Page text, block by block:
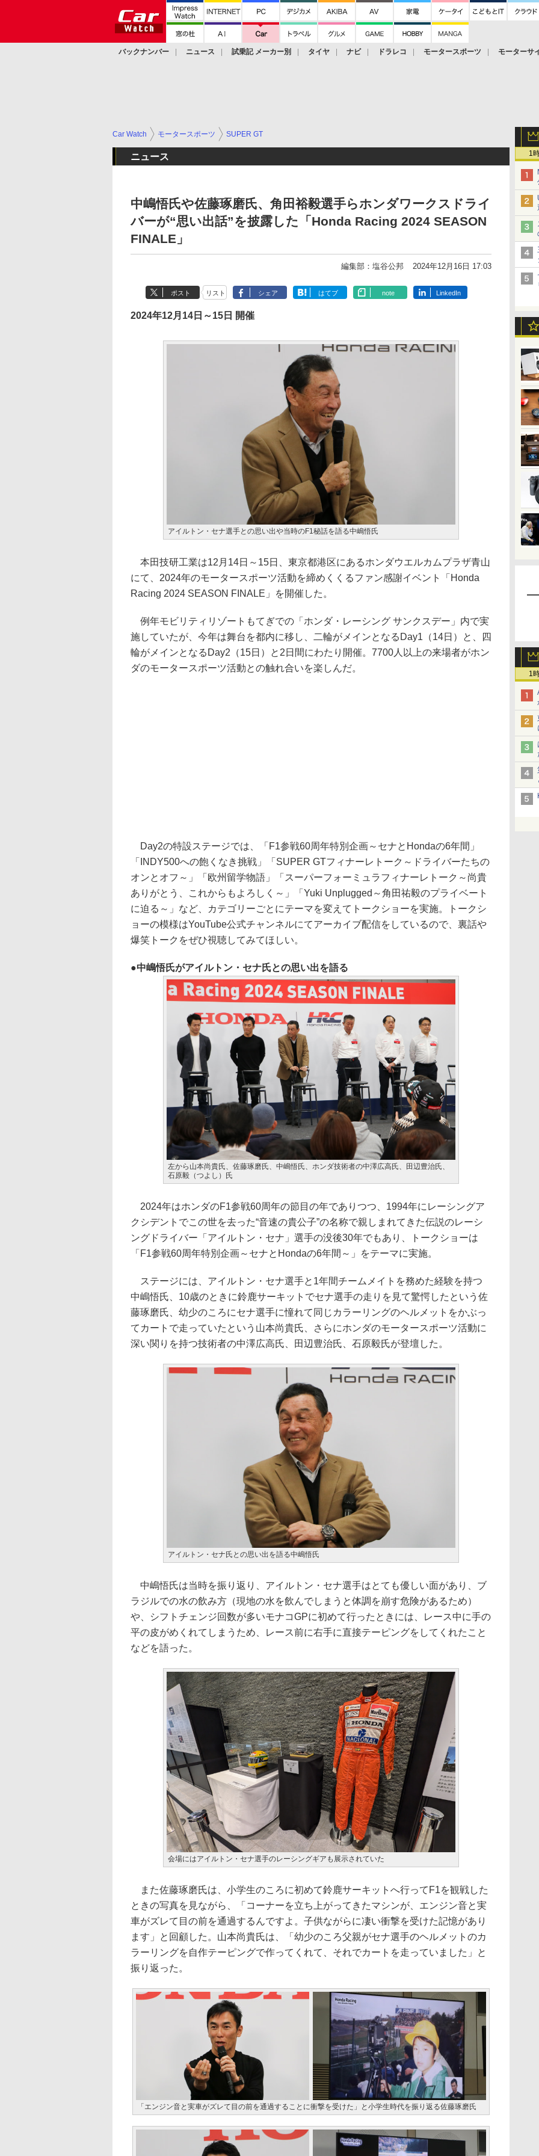
バックナンバー ニュース 試乗記 メーカー別 タイヤ ナビ ドラレコ モータースポーツ モーターサ
1
1
Car Watch モータースポーツ SUPER GT
ニュース
中嶋悟氏や佐藤琢磨氏、角田裕毅選手らホンダワークスドライ
バーが“思い出話”を披露した「Honda Racing 2024 SEASON
FINALE」
編集部：塩谷公邦 2024年12月16日 17:03
ポスト リスト シェア はてブ note LinkedIn
2024年12月14日～15日 開催
アイルトン・セナ選手との思い出や当時のF1秘話を語る中嶋悟氏
本田技研工業は12月14日～15日、東京都港区にあるホンダウエルカムプラザ青山
にて、2024年のモータースポーツ活動を締めくくるファン感謝イベント「Honda
Racing 2024 SEASON FINALE」を開催した。
例年モビリティリゾートもてぎでの「ホンダ・レーシング サンクスデー」内で実
施していたが、今年は舞台を都内に移し、二輪がメインとなるDay1（14日）と、四
輪がメインとなるDay2（15日）と2日間にわたり開催。7700人以上の来場者がホン
ダのモータースポーツ活動との触れ合いを楽しんだ。
Day2の特設ステージでは、「F1参戦60周年特別企画～セナとHondaの6年間」
「INDY500への飽くなき挑戦」「SUPER GTフィナーレトーク～ドライバーたちの
オンとオフ～」「欧州留学物語」「スーパーフォーミュラフィナーレトーク～尚貴
ありがとう、これからもよろしく～」「Yuki Unplugged～角田祐毅のプライベート
に迫る～」など、カテゴリーごとにテーマを変えてトークショーを実施。トークシ
ョーの模様はYouTube公式チャンネルにてアーカイブ配信をしているので、裏話や
爆笑トークをぜひ視聴してみてほしい。
中嶋悟氏がアイルトン・セナ氏との思い出を語る
左から山本尚貴氏、佐藤琢磨氏、中嶋悟氏、ホンダ技術者の中澤広高氏、田辺豊治氏、
石原毅（つよし）氏
2024年はホンダのF1参戦60周年の節目の年でありつつ、1994年にレーシングア
クシデントでこの世を去った“音速の貴公子”の名称で親しまれてきた伝説のレーシ
ングドライバー「アイルトン・セナ」選手の没後30年でもあり、トークショーは
「F1参戦60周年特別企画～セナとHondaの6年間～」をテーマに実施。
ステージには、アイルトン・セナ選手と1年間チームメイトを務めた経験を持つ
中嶋悟氏、10歳のときに鈴鹿サーキットでセナ選手の走りを見て驚愕したという佐
藤琢磨氏、幼少のころにセナ選手に憧れて同じカラーリングのヘルメットをかぶっ
てカートで走っていたという山本尚貴氏、さらにホンダのモータースポーツ活動に
深い関りを持つ技術者の中澤広高氏、田辺豊治氏、石原毅氏が登壇した。
アイルトン・セナ氏との思い出を語る中嶋悟氏
中嶋悟氏は当時を振り返り、アイルトン・セナ選手はとても優しい面があり、ブ
ラジルでの水の飲み方（現地の水を飲んでしまうと体調を崩す危険があるため）
や、シフトチェンジ回数が多いモナコGPに初めて行ったときには、レース中に手の
平の皮がめくれてしまうため、レース前に右手に直接テーピングをしてくれたこと
などを語った。
会場にはアイルトン・セナ選手のレーシングギアも展示されていた
また佐藤琢磨氏は、小学生のころに初めて鈴鹿サーキットへ行ってF1を観戦した
ときの写真を見ながら、「コーナーを立ち上がってきたマシンが、エンジン音と実
車がズレて目の前を通過するんですよ。子供ながらに凄い衝撃を受けた記憶があり
ます」と回顧した。山本尚貴氏は、「幼少のころ父親がセナ選手のヘルメットのカ
ラーリングを自作テーピングで作ってくれて、それでカートを走っていました」と
振り返った。
「エンジン音と実車がズレて目の前を通過することに衝撃を受けた」と小学生時代を振り返る佐藤琢磨氏